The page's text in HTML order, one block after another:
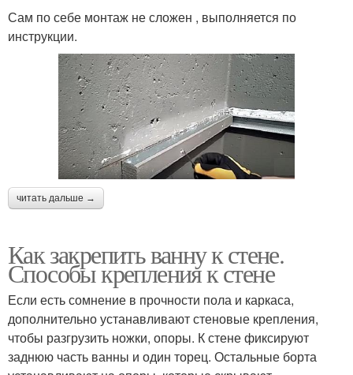
Сам по себе монтаж не сложен , выполняется по
инструкции.
читать дальше →
Как закрепить ванну к стене.
Способы крепления к стене
Если есть сомнение в прочности пола и каркаса,
дополнительно устанавливают стеновые крепления,
чтобы разгрузить ножки, опоры. К стене фиксируют
заднюю часть ванны и один торец. Остальные борта